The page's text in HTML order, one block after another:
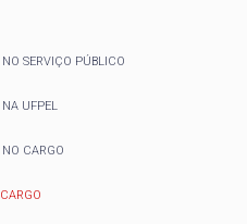
SERVIÇO PÚBLICO
UFPEL
CARGO